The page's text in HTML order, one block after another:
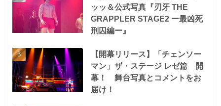
ッッ＆公式写真『刃牙 THE
GRAPPLER STAGE2 ー最凶死
刑囚編ー』
【開幕リリース】「チェンソー
マン」ザ・ステージ レゼ篇 開
幕！ 舞台写真とコメントをお
届け！